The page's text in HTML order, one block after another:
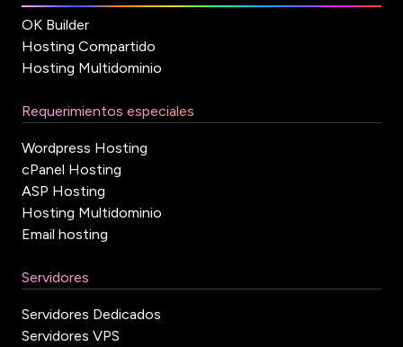
OK Builder
Hosting Compartido
Hosting Multidominio
Requerimientos especiales
Wordpress Hosting
cPanel Hosting
ASP Hosting
Hosting Multidominio
Email hosting
Servidores
Servidores Dedicados
Servidores VPS